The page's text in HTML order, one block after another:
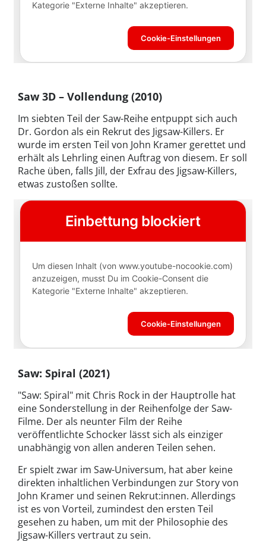
Saw 3D – Vollendung (2010)
Im siebten Teil der Saw-Reihe entpuppt sich auch
Dr. Gordon als ein Rekrut des Jigsaw-Killers. Er
wurde im ersten Teil von John Kramer gerettet und
erhält als Lehrling einen Auftrag von diesem. Er soll
Rache üben, falls Jill, der Exfrau des Jigsaw-Killers,
etwas zustoßen sollte.
Saw: Spiral (2021)
"Saw: Spiral" mit Chris Rock in der Hauptrolle hat
eine Sonderstellung in der Reihenfolge der Saw-
Filme. Der als neunter Film der Reihe
veröffentlichte Schocker lässt sich als einziger
unabhängig von allen anderen Teilen sehen.
Er spielt zwar im Saw-Universum, hat aber keine
direkten inhaltlichen Verbindungen zur Story von
John Kramer und seinen Rekrut:innen. Allerdings
ist es von Vorteil, zumindest den ersten Teil
gesehen zu haben, um mit der Philosophie des
Jigsaw-Killers vertraut zu sein.